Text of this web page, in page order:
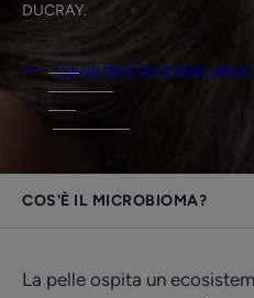
DUCRAY.
Cause della dermatite
COS'È IL MICROBIOMA?
La pelle ospita un